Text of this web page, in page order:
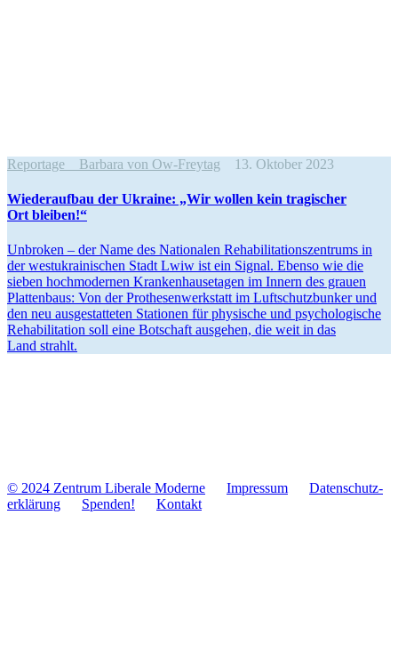
Reportage Barbara von Ow-Freytag 13. Oktober 2023
Wie­der­auf­bau der Ukraine: „Wir wollen kein tra­gi­scher
Ort bleiben!“
Unbro­ken – der Name des Natio­na­len Reha­bi­li­ta­ti­ons­zen­trums in
der west­ukrai­ni­schen Stadt Lwiw ist ein Signal. Ebenso wie die
sieben hoch­mo­der­nen Kran­ken­hau­se­ta­gen im Innern des grauen
Plat­ten­baus: Von der Pro­the­sen­werk­statt im Luft­schutz­bun­ker und
den neu aus­ge­stat­te­ten Sta­tio­nen für phy­si­sche und psy­cho­lo­gi­sche
Reha­bi­li­ta­tion soll eine Bot­schaft aus­ge­hen, die weit in das
Land strahlt.
© 2024 Zentrum Libe­rale Moderne Impres­sum
Daten­schutz­
er­klä­rung
Spenden! Kontakt